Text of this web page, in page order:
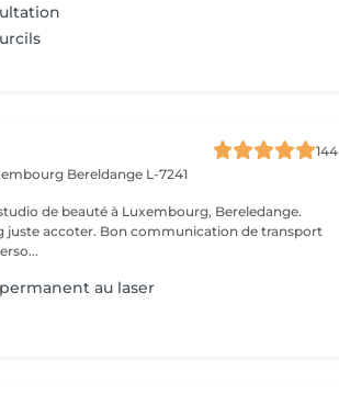
144
Bereldange L-7241
de beauté à Luxembourg, Bereledange.
juste accoter. Bon communication de transport
au laser